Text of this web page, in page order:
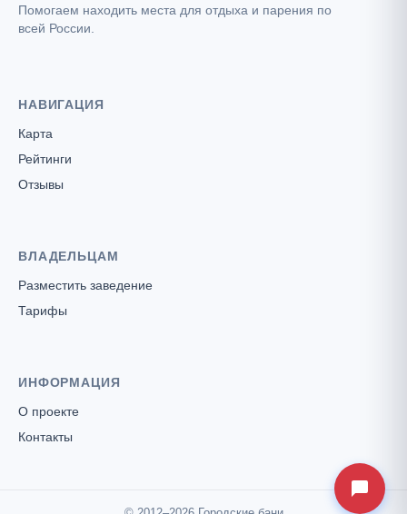
Помогаем находить места для отдыха и парения по
всей России.
НАВИГАЦИЯ
Карта
Рейтинги
Отзывы
ВЛАДЕЛЬЦАМ
Разместить заведение
Тарифы
ИНФОРМАЦИЯ
О проекте
Контакты